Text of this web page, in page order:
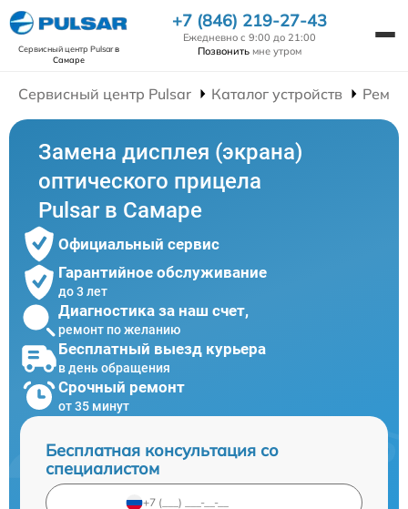
Сервисный центр Pulsarв
Самаре
+7 (846) 219-27-43
Ежедневно с 9:00 до 21:00
Позвонить мне утром
Сервисный центр Pulsar Каталог устройств
Замена дисплея (экрана)
оптического прицела
Pulsar в Самаре
Официальный сервис
Гарантийное обслуживание
до 3 лет
Диагностика за наш счет,
ремонт по желанию
Бесплатный выезд курьера
в день обращения
Срочный ремонт
от 35 минут
Бесплатная консультация со
специалистом